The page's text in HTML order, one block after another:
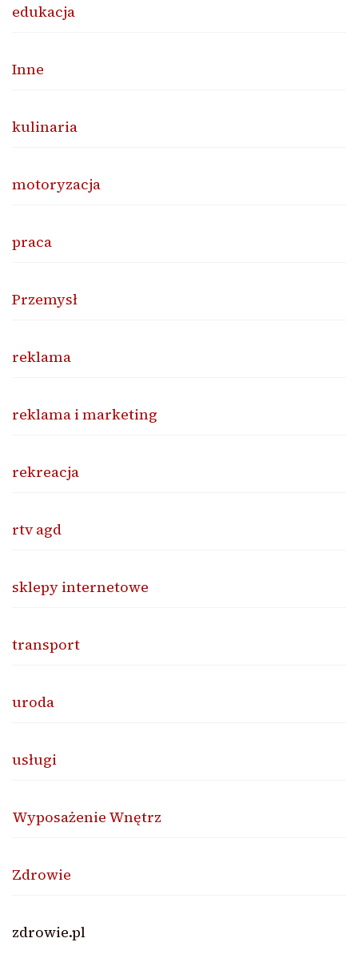
edukacja
Inne
kulinaria
motoryzacja
praca
Przemysł
reklama
reklama i marketing
rekreacja
rtv agd
sklepy internetowe
transport
uroda
usługi
Wyposażenie Wnętrz
Zdrowie
zdrowie.pl